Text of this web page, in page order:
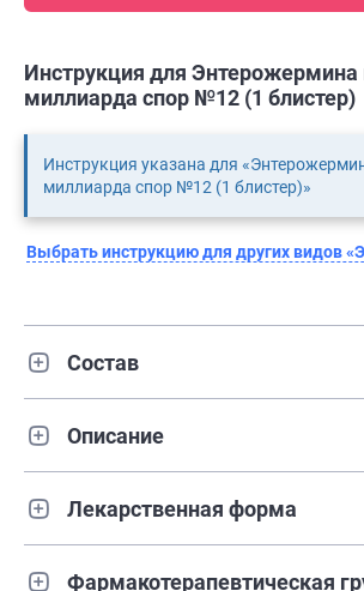
Инструкция для Энтерожермина
миллиарда спор №12 (1 блистер)
Инструкция указана для
миллиарда спор №12 (1 блистер)»
Выбрать инструкцию для других видов
Состав
Описание
Лекарственная форма
Фармакотерапевтическая